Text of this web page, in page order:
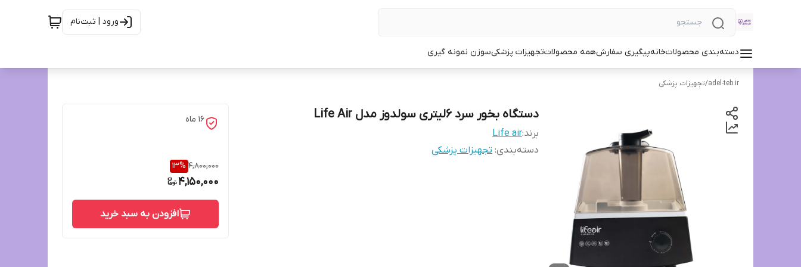
ورود | ثبت‌نام
دسته‌بندی محصولاتخانهپیگیری سفارشهمه محصولاتتجهیزات پزشکیسوزن نمونه گیری
adel-teb.ir
/تجهیزات پزشکی
دستگاه بخور سرد ۶لیتری سولدوز مدل Life Air
برند:Life air
دسته‌بندی: تجهیزات پزشکی
16 ماه
4,800,000
13%
4,150,000
افزودن به سبد خرید